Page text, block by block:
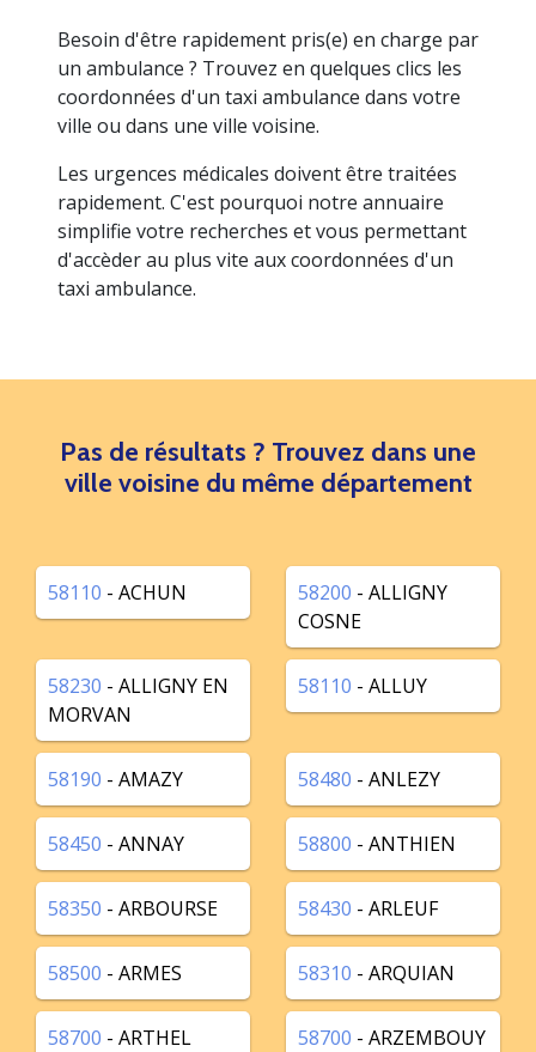
Besoin d'être rapidement pris(e) en charge par
un ambulance ? Trouvez en quelques clics les
coordonnées d'un taxi ambulance dans votre
ville ou dans une ville voisine.
Les urgences médicales doivent être traitées
rapidement. C'est pourquoi notre annuaire
simplifie votre recherches et vous permettant
d'accèder au plus vite aux coordonnées d'un
taxi ambulance.
Pas de résultats ? Trouvez dans une
ville voisine du même département
58110 - ACHUN 58200 - ALLIGNY
COSNE
58230 - ALLIGNY EN
MORVAN
58110 - ALLUY
58190 - AMAZY 58480 - ANLEZY
58450 - ANNAY 58800 - ANTHIEN
58350 - ARBOURSE 58430 - ARLEUF
58500 - ARMES 58310 - ARQUIAN
58700 - ARTHEL 58700 - ARZEMBOUY